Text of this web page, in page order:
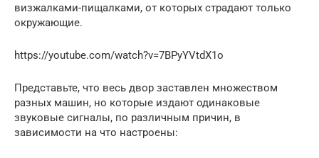
визжалками-пищалками, от которых страдают только
окружающие.
https://youtube.com/watch?v=7BPyYVtdX1o
Представьте, что весь двор заставлен множеством
разных машин, но которые издают одинаковые
звуковые сигналы, по различным причин, в
зависимости на что настроены: